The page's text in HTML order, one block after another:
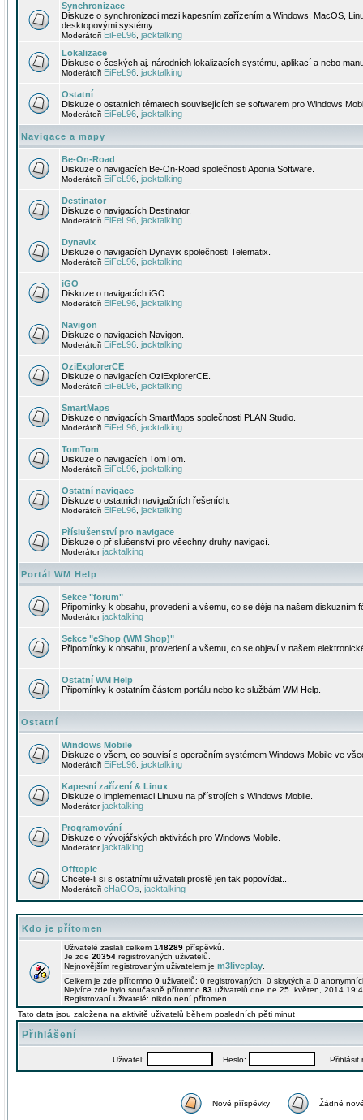
Synchronizace
Diskuze o synchronizaci mezi kapesním zařízením a Windows, MacOS,
desktopovými systémy.
Moderátoři EiFeL96 jacktalking
Lokalizace
Diskuse o českých aj. národních lokalizacích systému, aplikací a nebo
Moderátoři EiFeL96 jacktalking
Ostatní
Diskuze o ostatních tématech souvisejících se softwarem pro Windows
Moderátoři EiFeL96 jacktalking
Navigace a mapy
Be-On-Road
Diskuze o navigacích Be-On-Road společnosti Aponia Software.
Moderátoři EiFeL96 jacktalking
Destinator
Diskuze o navigacích Destinator.
Moderátoři EiFeL96 jacktalking
Dynavix
Diskuze o navigacích Dynavix společnosti Telematix.
Moderátoři EiFeL96 jacktalking
iGO
Diskuze o navigacích iGO.
Moderátoři EiFeL96 jacktalking
Navigon
Diskuze o navigacích Navigon.
Moderátoři EiFeL96 jacktalking
OziExplorerCE
Diskuze o navigacích OziExplorerCE.
Moderátoři EiFeL96 jacktalking
SmartMaps
Diskuze o navigacích SmartMaps společnosti PLAN Studio.
Moderátoři EiFeL96 jacktalking
TomTom
Diskuze o navigacích TomTom.
Moderátoři EiFeL96 jacktalking
Ostatní navigace
Diskuze o ostatních navigačních řešeních.
Moderátoři EiFeL96 jacktalking
Příslušenství pro navigace
Diskuze o příslušenství pro všechny druhy navigací.
Moderátorjacktalking
Portál WM Help
Sekce "forum"
Připomínky k obsahu, provedení a všemu, co se děje na našem diskuzním
Moderátorjacktalking
Sekce "eShop (WM Shop)"
Připomínky k obsahu, provedení a všemu, co se objeví v našem
Ostatní WM Help
Připomínky k ostatním částem portálu nebo ke službám WM Help.
Ostatní
Windows Mobile
Diskuze o všem, co souvisí s operačním systémem Windows Mobile ve
Moderátoři EiFeL96 jacktalking
Kapesní zařízení & Linux
Diskuze o implementaci Linuxu na přístrojích s Windows Mobile.
Moderátorjacktalking
Programování
Diskuze o vývojářských aktivitách pro Windows Mobile.
Moderátorjacktalking
Offtopic
Chcete-li si s ostatními uživateli prostě jen tak popovídat...
Moderátoři cHaOOs jacktalking
Kdo je přítomen
Uživatelé zaslali celkem 148289 příspěvků.
Je zde 20354 registrovaných uživatelů.
Nejnovějším registrovaným uživatelem je m3liveplay
Celkem je zde přítomno 0 uživatelů: 0 registrovaných, 0 skrytých a 0
Nejvíce zde bylo současně přítomno 83 uživatelů dne ne 25. květen, 2014
Registrovaní uživatelé: nikdo není přítomen
Tato data jsou založena na aktivitě uživatelů během posledních pěti minut
Přihlášení
Uživatel: Heslo: Přihlásit
Nové příspěvky Žádné